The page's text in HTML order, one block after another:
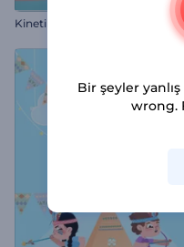
Kinetik Toplar Logo Gösterimi
Bir şeyler
wrong.